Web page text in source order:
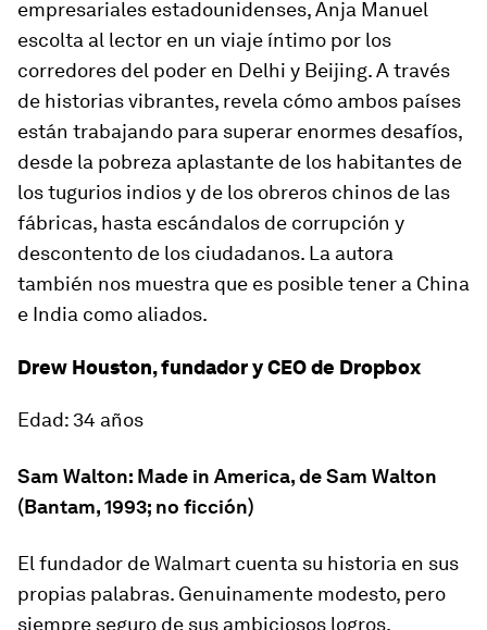
empresariales estadounidenses, Anja Manuel
escolta al lector en un viaje íntimo por los
corredores del poder en Delhi y Beijing. A través
de historias vibrantes, revela cómo ambos países
están trabajando para superar enormes desafíos,
desde la pobreza aplastante de los habitantes de
los tugurios indios y de los obreros chinos de las
fábricas, hasta escándalos de corrupción y
descontento de los ciudadanos. La autora
también nos muestra que es posible tener a China
e India como aliados.
Drew Houston, fundador y CEO de Dropbox
Edad: 34 años
Sam Walton: Made in America, de Sam Walton
(Bantam, 1993; no ficción)
El fundador de Walmart cuenta su historia en sus
propias palabras. Genuinamente modesto, pero
siempre seguro de sus ambiciosos logros,